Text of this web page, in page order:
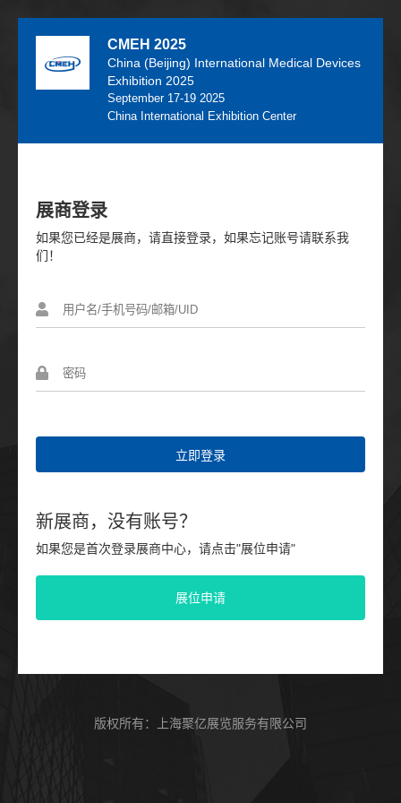
CMEH 2025
China (Beijing) International Medical Devices
Exhibition 2025
September 17-19 2025
China International Exhibition Center
展商登录
如果您已经是展商，请直接登录，如果忘记账号请联系我
们！
立即登录
新展商，没有账号？
如果您是首次登录展商中心，请点击"展位申请"
展位申请
版权所有：上海聚亿展览服务有限公司